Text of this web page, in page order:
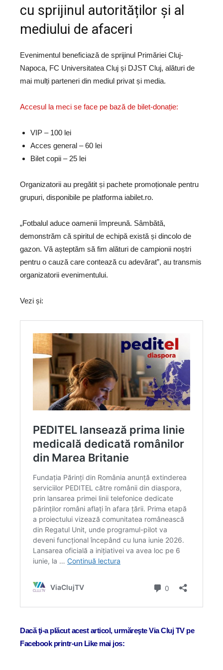
cu sprijinul autorităților și al
mediului de afaceri
Evenimentul beneficiază de sprijinul Primăriei Cluj-
Napoca, FC Universitatea Cluj și DJST Cluj, alături de
mai mulți parteneri din mediul privat și media.
Accesul la meci se face pe bază de bilet-donație:
VIP – 100 lei
Acces general – 60 lei
Bilet copii – 25 lei
Organizatorii au pregătit și pachete promoționale pentru
grupuri, disponibile pe platforma iabilet.ro.
„Fotbalul aduce oamenii împreună. Sâmbătă,
demonstrăm că spiritul de echipă există și dincolo de
gazon. Vă așteptăm să fim alături de campionii noștri
pentru o cauză care contează cu adevărat”, au transmis
organizatorii evenimentului.
Vezi și:
Dacă ţi-a plăcut acest articol, urmăreşte Via Cluj TV pe
Facebook printr-un Like mai jos: